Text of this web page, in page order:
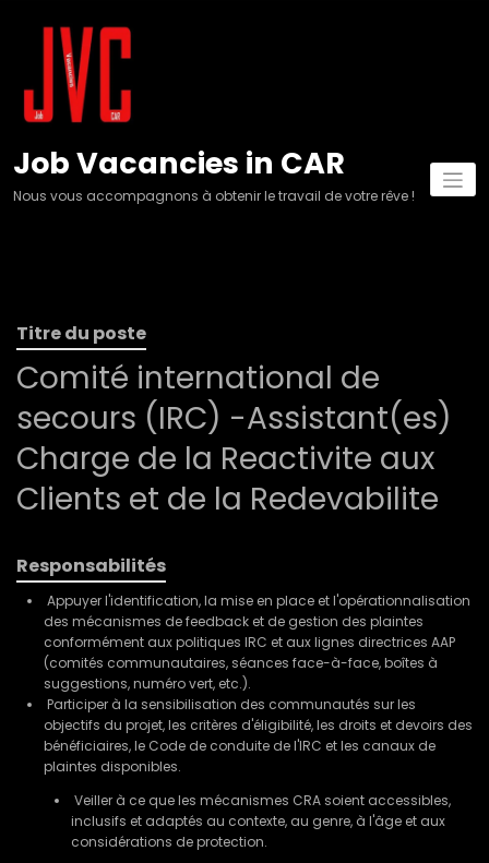
Job Vacancies in CAR
Nous vous accompagnons à obtenir le travail de votre rêve !
Titre du poste
Comité international de
secours (IRC) -Assistant(es)
Charge de la Reactivite aux
Clients et de la Redevabilite
Responsabilités
Appuyer l'identification, la mise en place et l'opérationnalisation
des mécanismes de feedback et de gestion des plaintes
conformément aux politiques IRC et aux lignes directrices AAP
(comités communautaires, séances face-à-face, boîtes à
suggestions, numéro vert, etc.).
Participer à la sensibilisation des communautés sur les
objectifs du projet, les critères d'éligibilité, les droits et devoirs des
bénéficiaires, le Code de conduite de l'IRC et les canaux de
plaintes disponibles.
Veiller à ce que les mécanismes CRA soient accessibles,
inclusifs et adaptés au contexte, au genre, à l'âge et aux
considérations de protection.